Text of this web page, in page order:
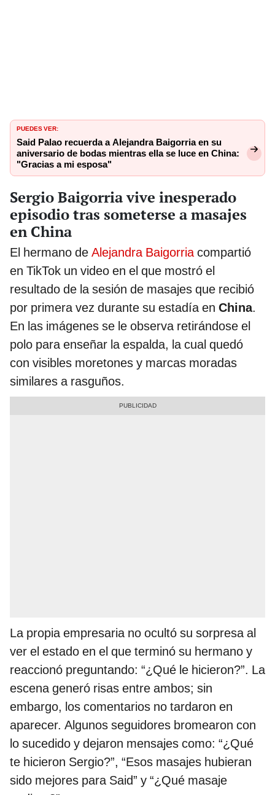
PUEDES VER:
Said Palao recuerda a Alejandra Baigorria en su
aniversario de bodas mientras ella se luce en China:
"Gracias a mi esposa"
Sergio Baigorria vive inesperado
episodio tras someterse a masajes
en China
El hermano de Alejandra Baigorriacompartió
en TikTok un video en el que mostró el
resultado de la sesión de masajes que recibió
por primera vez durante su estadía en China.
En las imágenes se le observa retirándose el
polo para enseñar la espalda, la cual quedó
con visibles moretones y marcas moradas
similares a rasguños.
La propia empresaria no ocultó su sorpresa al
ver el estado en el que terminó su hermano y
reaccionó preguntando: “¿Qué le hicieron?”. La
escena generó risas entre ambos; sin
embargo, los comentarios no tardaron en
aparecer. Algunos seguidores bromearon con
lo sucedido y dejaron mensajes como: “¿Qué
te hicieron Sergio?”, “Esos masajes hubieran
sido mejores para Said” y “¿Qué masaje